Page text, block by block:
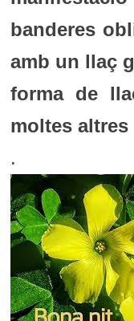
banderes
amb un llaç
forma de
moltes
.